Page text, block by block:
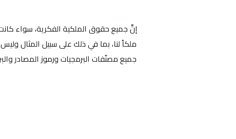
إنَّ جميع حقوق الملكية الفكرية، سواء
ملكاً لنا، بما في ذلك على سبيل المثال
جميع مصنّفات البرمجيات ورموز المصادر